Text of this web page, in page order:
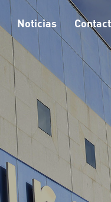
Noticias